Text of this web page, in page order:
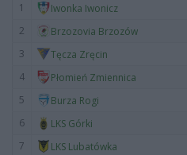
1 Iwonka Iwonicz
2
Brzozovia Brzozów
3
Tęcza Zręcin
4
Płomień Zmiennica
5
Burza Rogi
6
LKS Górki
7
LKS Lubatówka